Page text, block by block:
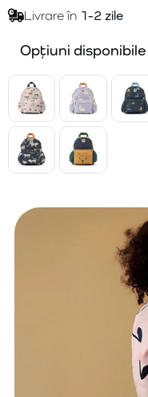
Livrare în 1-2 zile
Opțiuni disponibile